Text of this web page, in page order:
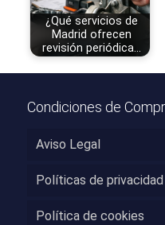
¿Qué servicios de
Madrid ofrecen
revisión periódica…
Condiciones de
Aviso Legal
Políticas de privacidad
Política de cookies